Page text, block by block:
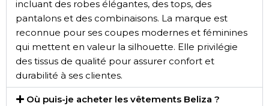
incluant des robes élégantes, des tops, des
pantalons et des combinaisons. La marque est
reconnue pour ses coupes modernes et féminines
qui mettent en valeur la silhouette. Elle privilégie
des tissus de qualité pour assurer confort et
durabilité à ses clientes.
Où puis-je acheter les vêtements Beliza ?